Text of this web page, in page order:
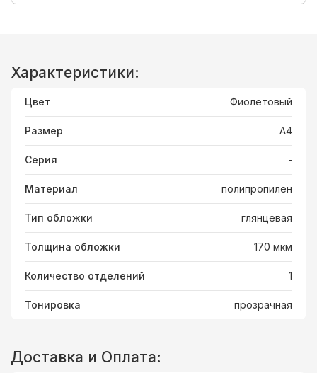
Характеристики:
Цвет Фиолетовый
Размер А4
Серия -
Материал полипропилен
Тип обложки глянцевая
Толщина обложки 170 мкм
Количество отделений 1
Тонировка прозрачная
Доставка и Оплата: